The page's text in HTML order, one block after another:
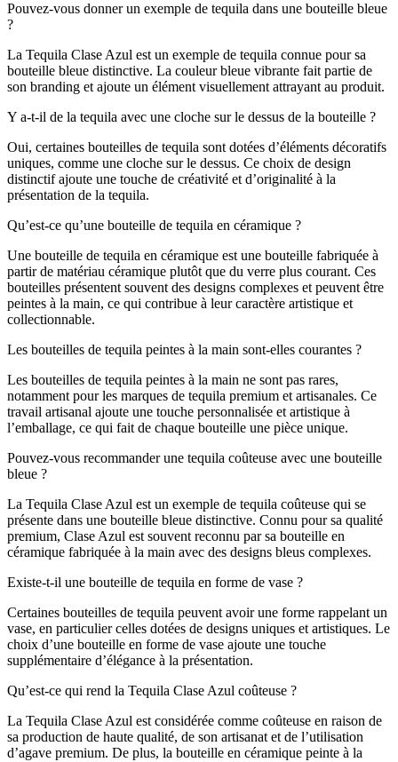
Pouvez-vous donner un exemple de tequila dans une bouteille bleue
?
La Tequila Clase Azul est un exemple de tequila connue pour sa
bouteille bleue distinctive. La couleur bleue vibrante fait partie de
son branding et ajoute un élément visuellement attrayant au produit.
Y a-t-il de la tequila avec une cloche sur le dessus de la bouteille ?
Oui, certaines bouteilles de tequila sont dotées d’éléments décoratifs
uniques, comme une cloche sur le dessus. Ce choix de design
distinctif ajoute une touche de créativité et d’originalité à la
présentation de la tequila.
Qu’est-ce qu’une bouteille de tequila en céramique ?
Une bouteille de tequila en céramique est une bouteille fabriquée à
partir de matériau céramique plutôt que du verre plus courant. Ces
bouteilles présentent souvent des designs complexes et peuvent être
peintes à la main, ce qui contribue à leur caractère artistique et
collectionnable.
Les bouteilles de tequila peintes à la main sont-elles courantes ?
Les bouteilles de tequila peintes à la main ne sont pas rares,
notamment pour les marques de tequila premium et artisanales. Ce
travail artisanal ajoute une touche personnalisée et artistique à
l’emballage, ce qui fait de chaque bouteille une pièce unique.
Pouvez-vous recommander une tequila coûteuse avec une bouteille
bleue ?
La Tequila Clase Azul est un exemple de tequila coûteuse qui se
présente dans une bouteille bleue distinctive. Connu pour sa qualité
premium, Clase Azul est souvent reconnu par sa bouteille en
céramique fabriquée à la main avec des designs bleus complexes.
Existe-t-il une bouteille de tequila en forme de vase ?
Certaines bouteilles de tequila peuvent avoir une forme rappelant un
vase, en particulier celles dotées de designs uniques et artistiques. Le
choix d’une bouteille en forme de vase ajoute une touche
supplémentaire d’élégance à la présentation.
Qu’est-ce qui rend la Tequila Clase Azul coûteuse ?
La Tequila Clase Azul est considérée comme coûteuse en raison de
sa production de haute qualité, de son artisanat et de l’utilisation
d’agave premium. De plus, la bouteille en céramique peinte à la